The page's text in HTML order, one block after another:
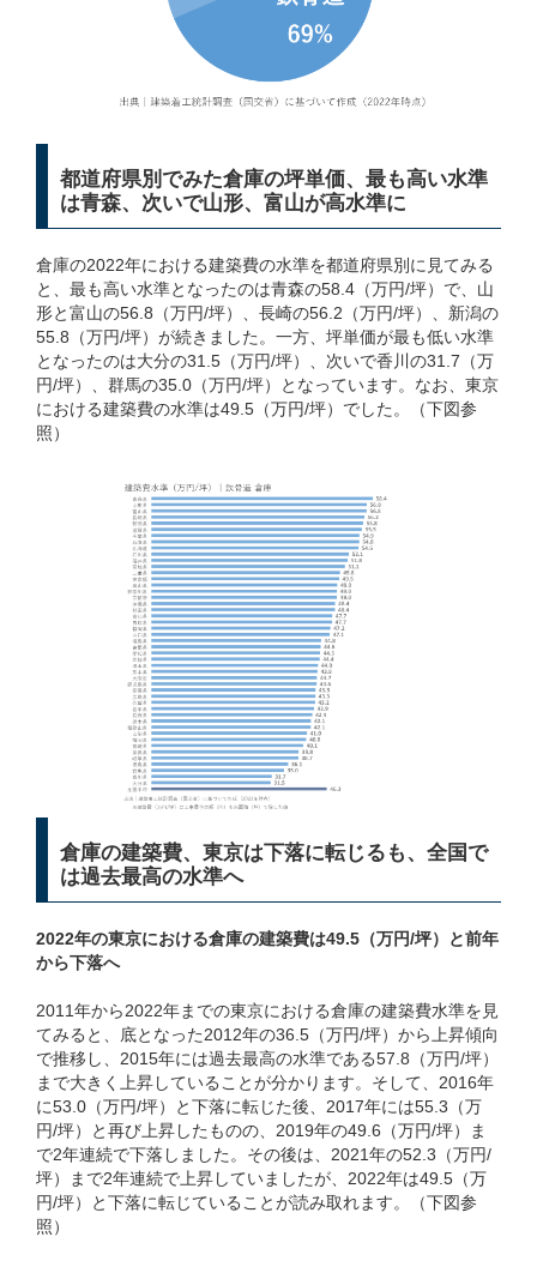
都道府県別でみた倉庫の坪単価、最も高い水準
は青森、次いで山形、富山が高水準に
倉庫の2022年における建築費の水準を都道府県別に見てみる
と、最も高い水準となったのは青森の58.4（万円/坪）で、山
形と富山の56.8（万円/坪）、長崎の56.2（万円/坪）、新潟の
55.8（万円/坪）が続きました。一方、坪単価が最も低い水準
となったのは大分の31.5（万円/坪）、次いで香川の31.7（万
円/坪）、群馬の35.0（万円/坪）となっています。なお、東京
における建築費の水準は49.5（万円/坪）でした。（下図参
照）
倉庫の建築費、東京は下落に転じるも、全国で
は過去最高の水準へ
2022年の東京における倉庫の建築費は49.5（万円/坪）と前年
から下落へ
2011年から2022年までの東京における倉庫の建築費水準を見
てみると、底となった2012年の36.5（万円/坪）から上昇傾向
で推移し、2015年には過去最高の水準である57.8（万円/坪）
まで大きく上昇していることが分かります。そして、2016年
に53.0（万円/坪）と下落に転じた後、2017年には55.3（万
円/坪）と再び上昇したものの、2019年の49.6（万円/坪）ま
で2年連続で下落しました。その後は、2021年の52.3（万円/
坪）まで2年連続で上昇していましたが、2022年は49.5（万
円/坪）と下落に転じていることが読み取れます。（下図参
照）